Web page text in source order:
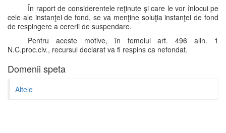
În raport de considerentele reţinute şi care le vor înlocui pe
cele ale instanţei de fond, se va menţine soluţia instanţei de fond
de respingere a cererii de suspendare.
Pentru aceste motive, în temeiul art. 496 alin. 1
N.C.proc.civ., recursul declarat va fi respins ca nefondat.
Domenii speta
Altele